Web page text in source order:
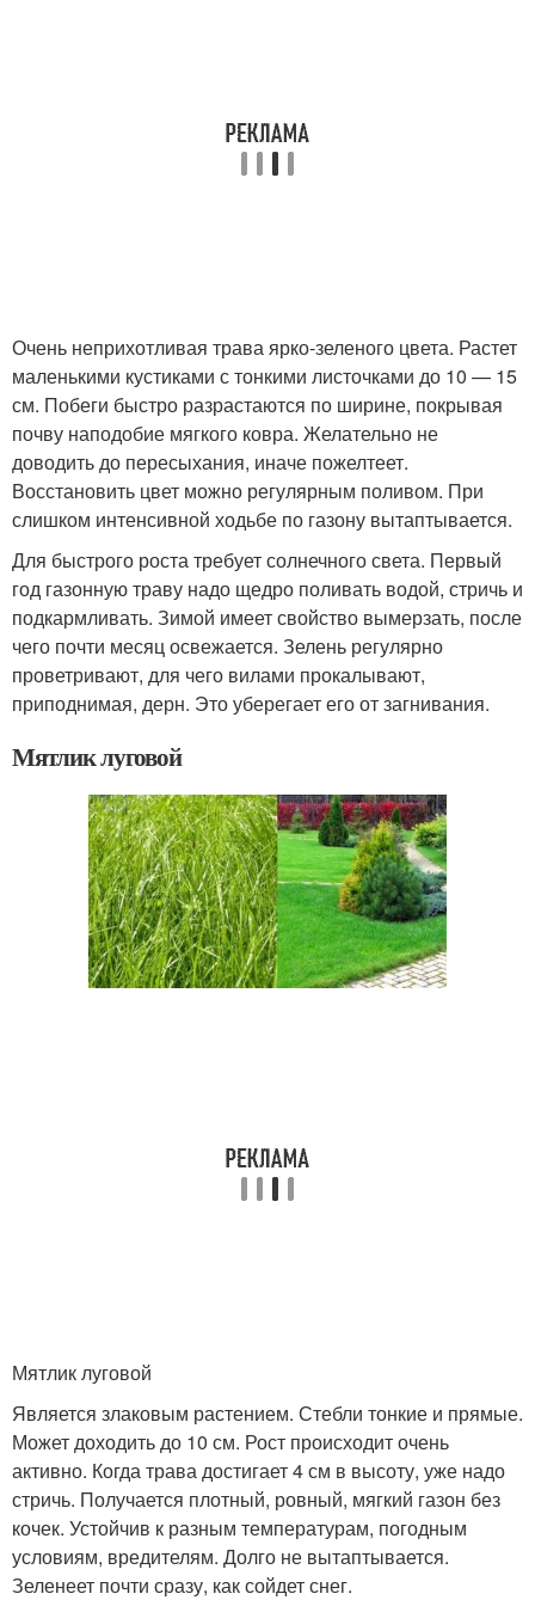
Очень неприхотливая трава ярко-зеленого цвета. Растет
маленькими кустиками с тонкими листочками до 10 — 15
см. Побеги быстро разрастаются по ширине, покрывая
почву наподобие мягкого ковра. Желательно не
доводить до пересыхания, иначе пожелтеет.
Восстановить цвет можно регулярным поливом. При
слишком интенсивной ходьбе по газону вытаптывается.
Для быстрого роста требует солнечного света. Первый
год газонную траву надо щедро поливать водой, стричь и
подкармливать. Зимой имеет свойство вымерзать, после
чего почти месяц освежается. Зелень регулярно
проветривают, для чего вилами прокалывают,
приподнимая, дерн. Это уберегает его от загнивания.
Мятлик луговой
Мятлик луговой
Является злаковым растением. Стебли тонкие и прямые.
Может доходить до 10 см. Рост происходит очень
активно. Когда трава достигает 4 см в высоту, уже надо
стричь. Получается плотный, ровный, мягкий газон без
кочек. Устойчив к разным температурам, погодным
условиям, вредителям. Долго не вытаптывается.
Зеленеет почти сразу, как сойдет снег.